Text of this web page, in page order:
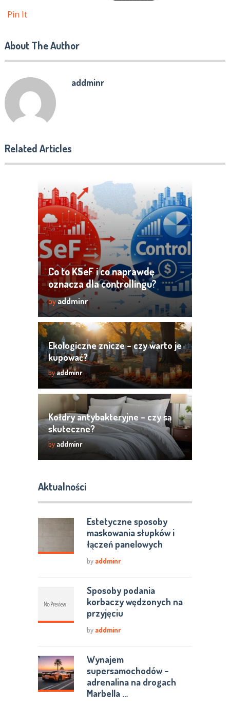
Pin It
About The Author
addminr
Related Articles
Co to KSeF i co naprawdę
oznacza dla controllingu?
byaddminr
Ekologiczne znicze – czy warto je
kupować?
byaddminr
Kołdry antybakteryjne – czy są
skuteczne?
by addminr
Aktualności
Estetyczne sposoby
maskowania słupków i
łączeń panelowych
by addminr
Sposoby podania
korbaczy wędzonych na
przyjęciu
by addminr
Wynajem
supersamochodów –
adrenalina na drogach
Marbella …